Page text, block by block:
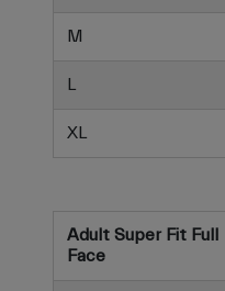
M
L
XL
Adult Super Fit Full
Face